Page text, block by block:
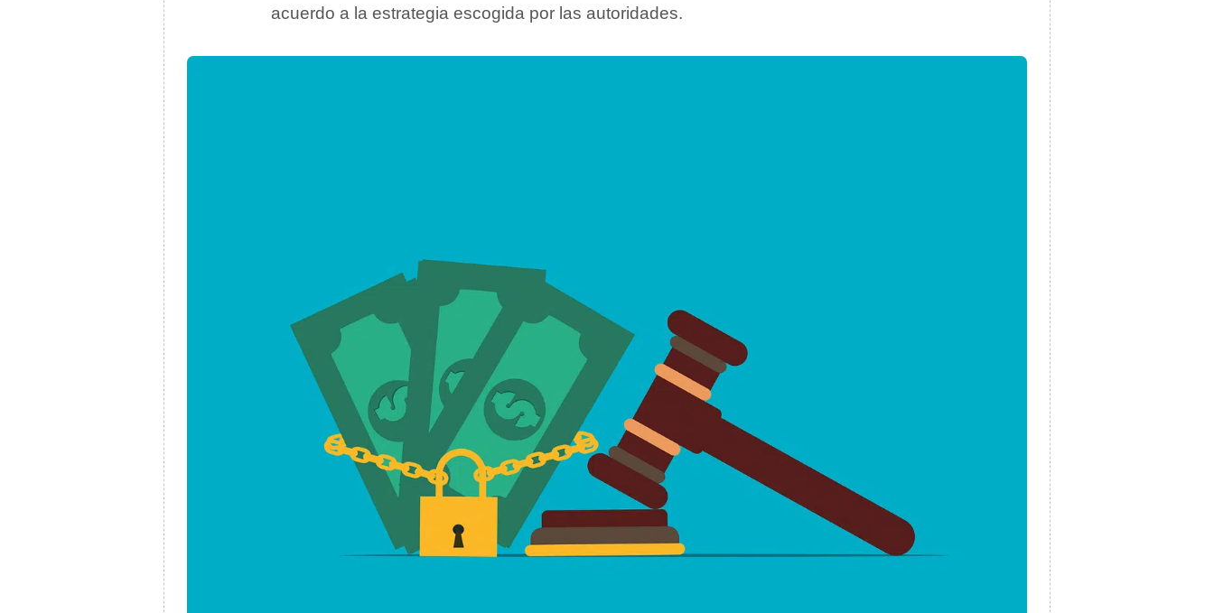
acuerdo a la estrategia escogida por las autoridades.